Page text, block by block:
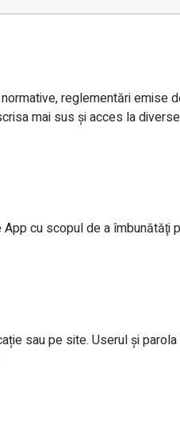
reglementări emise
mai sus și acces la
cu scopul de a îmbunătăţi
sau pe site. Userul și